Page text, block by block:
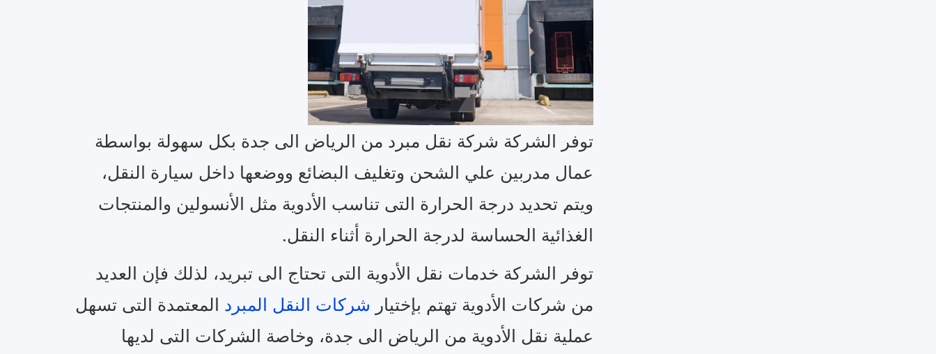
توفر الشركة شركة نقل مبرد من الرياض الى جدة بكل سهولة بواسطة
عمال مدربين علي الشحن وتغليف البضائع ووضعها داخل سيارة النقل،
ويتم تحديد درجة الحرارة التى تناسب الأدوية مثل الأنسولين والمنتجات
الغذائية الحساسة لدرجة الحرارة أثناء النقل.
توفر الشركة خدمات نقل الأدوية التى تحتاج الى تبريد، لذلك فإن العديد
من شركات الأدوية تهتم بإختيار شركات النقل المبرد المعتمدة التى تسهل
عملية نقل الأدوية من الرياض الى جدة، وخاصة الشركات التى لديها